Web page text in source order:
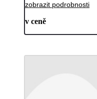
zobrazit podrobnosti
v ceně